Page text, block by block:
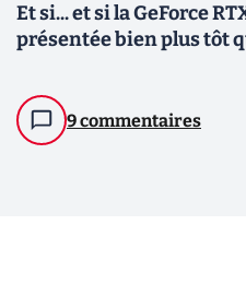
Et si... et si la GeForce
présentée bien plus tôt
9 commentaires